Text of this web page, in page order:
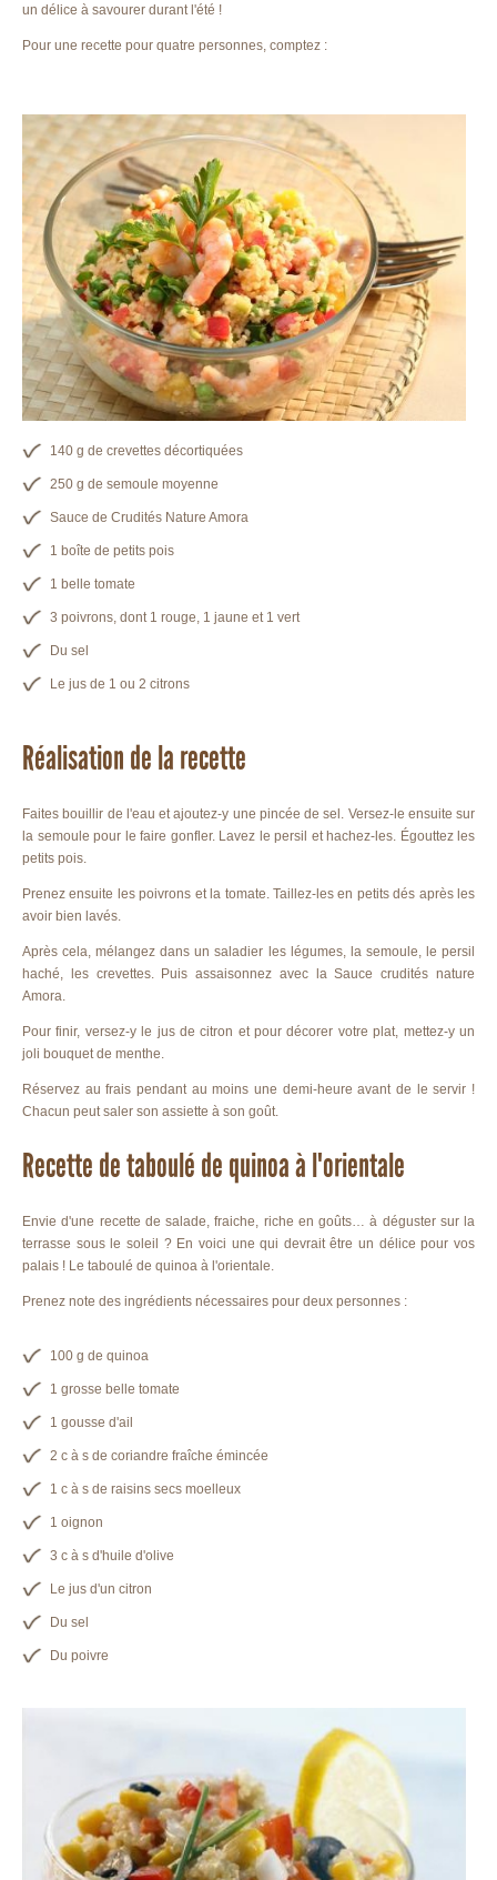
un délice à savourer durant l'été !
Pour une recette pour quatre personnes, comptez :
140 g de crevettes décortiquées
250 g de semoule moyenne
Sauce de Crudités Nature Amora
1 boîte de petits pois
1 belle tomate
3 poivrons, dont 1 rouge, 1 jaune et 1 vert
Du sel
Le jus de 1 ou 2 citrons
Réalisation de la recette
Faites bouillir de l'eau et ajoutez-y une pincée de sel. Versez-le ensuite sur
la semoule pour le faire gonfler. Lavez le persil et hachez-les. Égouttez les
petits pois.
Prenez ensuite les poivrons et la tomate. Taillez-les en petits dés après les
avoir bien lavés.
Après cela, mélangez dans un saladier les légumes, la semoule, le persil
haché, les crevettes. Puis assaisonnez avec la Sauce crudités nature
Amora.
Pour finir, versez-y le jus de citron et pour décorer votre plat, mettez-y un
joli bouquet de menthe.
Réservez au frais pendant au moins une demi-heure avant de le servir !
Chacun peut saler son assiette à son goût.
Recette de taboulé de quinoa à l'orientale
Envie d'une recette de salade, fraiche, riche en goûts… à déguster sur la
terrasse sous le soleil ? En voici une qui devrait être un délice pour vos
palais ! Le taboulé de quinoa à l'orientale.
Prenez note des ingrédients nécessaires pour deux personnes :
100 g de quinoa
1 grosse belle tomate
1 gousse d'ail
2 c à s de coriandre fraîche émincée
1 c à s de raisins secs moelleux
1 oignon
3 c à s d'huile d'olive
Le jus d'un citron
Du sel
Du poivre